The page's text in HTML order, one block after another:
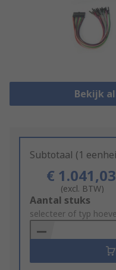
Bekijk
Subtotaal (1
€ 1.041,03
(excl. BTW)
Add
to
Basket
Aantal stuks
selecteer of typ